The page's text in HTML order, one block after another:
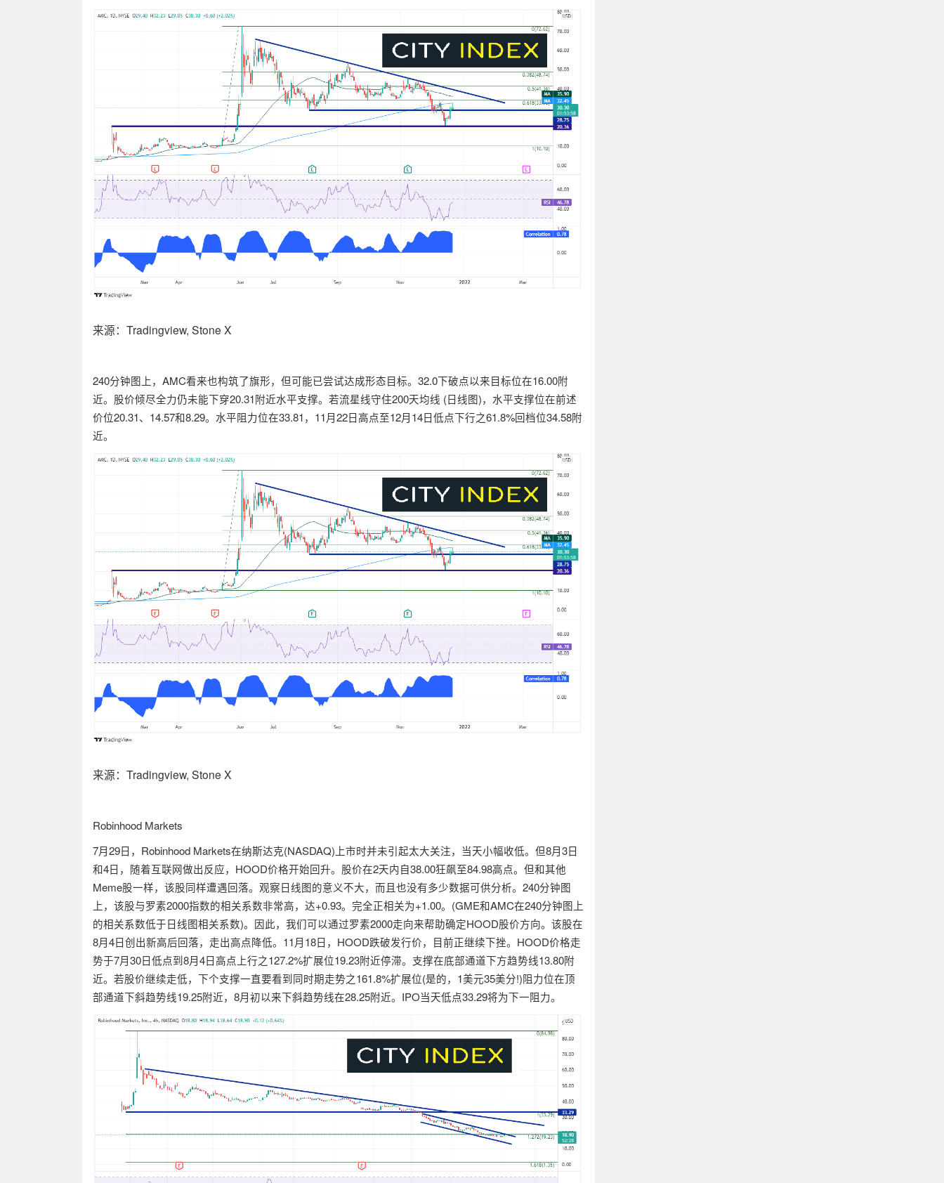
来源：Tradingview, Stone X
240分钟图上， AMC看来也构筑了旗形，但可能已尝试达成形态目标。 32.0下破点以来目标位在16.00附
近。股价倾尽全力仍未能下穿20.31附近水平支撑。若流星线守住200天均线 (日线图)，水平支撑位在前述
价位20.31、 14.57和8.29。水平阻力位在33.81， 11月22日高点至12月14日低点下行之61.8%回档位34.58附
近。
来源：Tradingview, Stone X
Robinhood Markets
7月29日， Robinhood Markets在纳斯达克(NASDAQ) 上市时并未引起太大关注，当天小幅收低。但8月3日
和4日，随着互联网做出反应， HOOD价格开始回升。股价在2天内自38.00狂飙至84.98高点。但和其他
Meme股一样，该股同样遭遇回落。观察日线图的意义不大，而且也没有多少数据可供分析。 240分钟图
上，该股与罗素2000指数的相关系数非常高，达+0.93。完全正相关为+1.00。 (GME和AMC在240分钟图上
的相关系数低于日线图相关系数)。因此，我们可以通过罗素2000走向来帮助确定HOOD股价方向。该股在
8月4日创出新高后回落，走出高点降低。 11月18日， HOOD跌破发行价，目前正继续下挫。 HOOD价格走
势于7月30日低点到8月4日高点上行之127.2%扩展位19.23附近停滞。支撑在底部通道下方趋势线13.80附
近。若股价继续走低，下个支撑一直要看到同时期走势之161.8%扩展位(是的， 1美元35美分!)阻力位在顶
部通道下斜趋势线19.25附近， 8月初以来下斜趋势线在28.25附近。 IPO当天低点33.29将为下一阻力。